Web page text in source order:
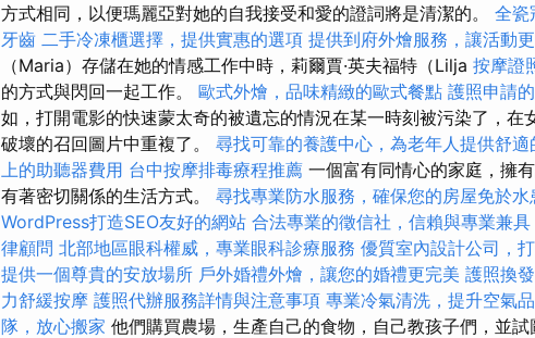
方式相同，以便瑪麗亞對她的自我接受和愛的證詞將是清潔的。 全瓷
牙齒 二手冷凍櫃選擇，提供實惠的選項 提供到府外燴服務，讓活動
（Maria）存儲在她的情感工作中時，莉爾賈·英夫福特（Lilja 按摩證
的方式與閃回一起工作。 歐式外燴，品味精緻的歐式餐點 護照申請
如，打開電影的快速蒙太奇的被遺忘的情況在某一時刻被污染了，在
破壞的召回圖片中重複了。 尋找可靠的養護中心，為老年人提供舒適
上的助聽器費用 台中按摩排毒療程推薦 一個富有同情心的家庭，擁
有著密切關係的生活方式。 尋找專業防水服務，確保您的房屋免於水
WordPress打造SEO友好的網站 合法專業的徵信社，信賴與專業兼具
律顧問 北部地區眼科權威，專業眼科診療服務 優質室內設計公司，
提供一個尊貴的安放場所 戶外婚禮外燴，讓您的婚禮更完美 護照換
力舒緩按摩 護照代辦服務詳情與注意事項 專業冷氣清洗，提升空氣
隊，放心搬家 他們購買農場，生產自己的食物，自己教孩子們，並